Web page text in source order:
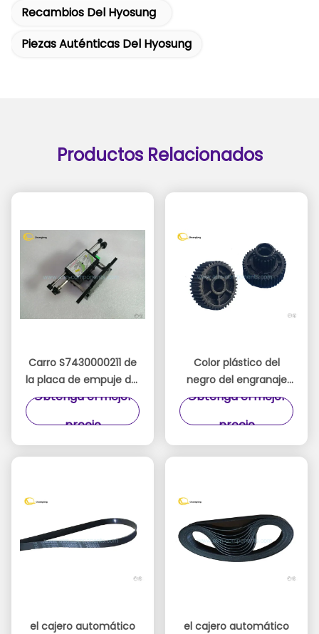
Recambios Del Hyosung
Piezas Auténticas Del Hyosung
Productos Relacionados
Carro S7430000211 de
la placa de empuje del
casete de las piezas
Nautilus Hyosung
Obtenga el mejor
precio
Color plástico del
negro del engranaje
21T 42G del doble del
automático de
Obtenga el mejor
precio
el cajero automático
el cajero automático